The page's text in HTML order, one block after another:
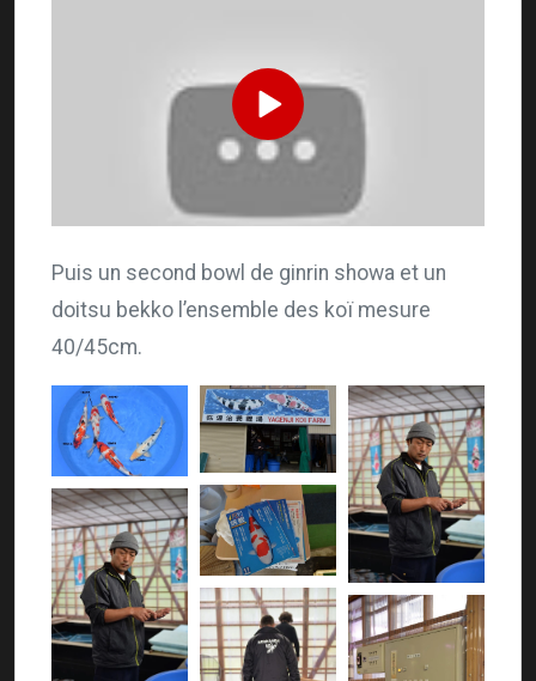
Puis un second bowl de ginrin showa et un
doitsu bekko l’ensemble des koï mesure
40/45cm.